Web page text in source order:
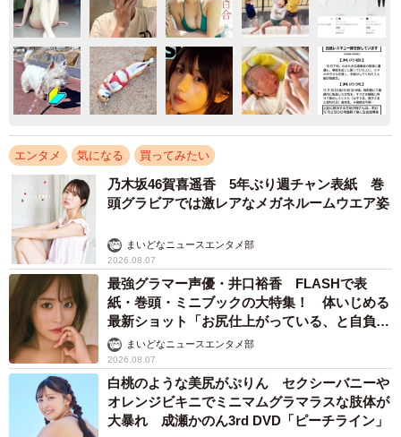
エンタメ 気になる 買ってみたい
乃木坂46賀喜遥香 5年ぶり週チャン表紙 巻
頭グラビアでは激レアなメガネルームウエア姿
まいどなニュースエンタメ部
2026.08.07
最強グラマー声優・井口裕香 FLASHで表
紙・巻頭・ミニブックの大特集！ 体いじめる
最新ショット「お尻仕上がっている、と自負し
ています」「いくつになっても理想の身体でい
たい」
まいどなニュースエンタメ部
2026.08.07
白桃のような美尻がぷりん セクシーバニーや
オレンジビキニでミニマムグラマラスな肢体が
大暴れ 成瀬かのん3rd DVD「ピーチライン」